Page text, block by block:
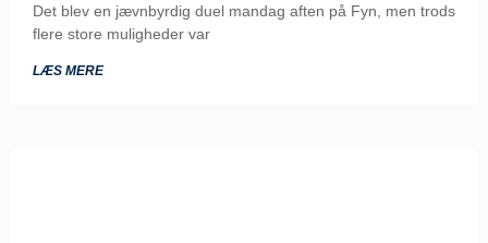
Det blev en jævnbyrdig duel mandag aften på Fyn, men trods
flere store muligheder var
LÆS MERE